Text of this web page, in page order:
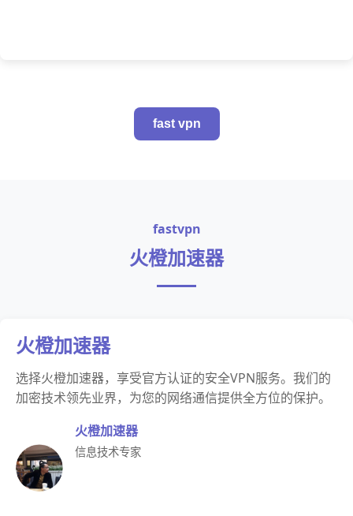
fast vpn
fastvpn
火橙加速器
火橙加速器
选择火橙加速器，享受官方认证的安全VPN服务。我们的
加密技术领先业界，为您的网络通信提供全方位的保护。
火橙加速器
信息技术专家